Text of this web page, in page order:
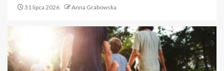
31 lipca 2026 Anna Grabowska